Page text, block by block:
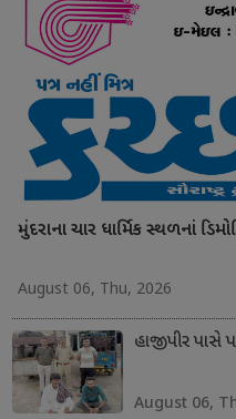
મુંદરાના ચાર ધાર્મિક સ્થળનાં
August 06, Thu, 2026
હાજીપીર પાસે
August 06,